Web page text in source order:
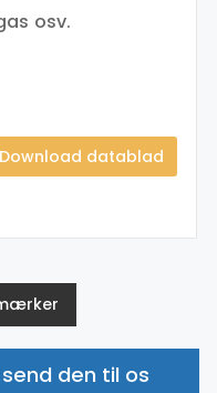
osv.
Download datablad
den til os